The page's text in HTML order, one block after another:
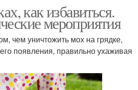
как избавиться.
мероприятия
чем уничтожить мох на грядке,
появления, правильно ухаживая